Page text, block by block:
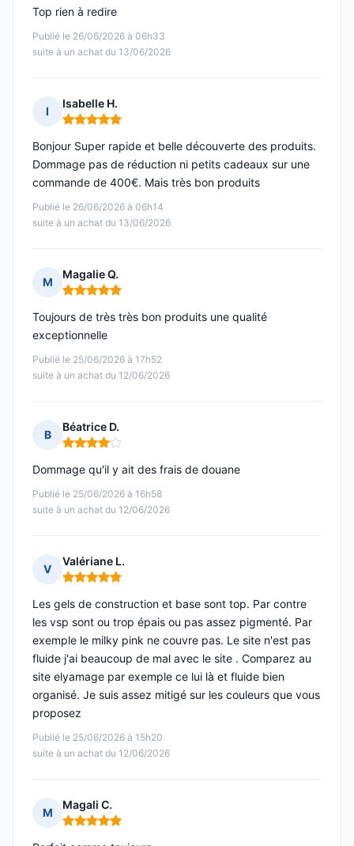
Publié le 26/06/2026 à 06h33
suite à un achat du 13/06/2026
Top rien à redire
I
Isabelle H.
Note : 5 sur 5
Publié le 26/06/2026 à 06h14
suite à un achat du 13/06/2026
Bonjour Super rapide et belle découverte des produits.
Dommage pas de réduction ni petits cadeaux sur une
commande de 400€. Mais très bon produits
M
Magalie Q.
Note : 5 sur 5
Publié le 25/06/2026 à 17h52
suite à un achat du 12/06/2026
Toujours de très très bon produits une qualité
exceptionnelle
B
Béatrice D.
Note : 4 sur 5
Publié le 25/06/2026 à 16h58
suite à un achat du 12/06/2026
Dommage qu'il y ait des frais de douane
V
Valériane L.
Note : 5 sur 5
Publié le 25/06/2026 à 15h20
suite à un achat du 12/06/2026
Les gels de construction et base sont top. Par contre
les vsp sont ou trop épais ou pas assez pigmenté. Par
exemple le milky pink ne couvre pas. Le site n'est pas
fluide j'ai beaucoup de mal avec le site . Comparez au
site elyamage par exemple ce lui là et fluide bien
organisé. Je suis assez mitigé sur les couleurs que vous
proposez
M
Magali C.
Note : 5 sur 5